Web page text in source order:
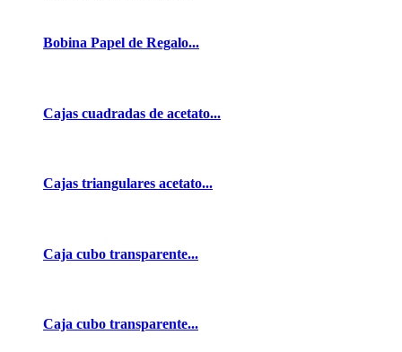
Bobina Papel de Regalo...
Cajas cuadradas de acetato...
Cajas triangulares acetato...
Caja cubo transparente...
Caja cubo transparente...